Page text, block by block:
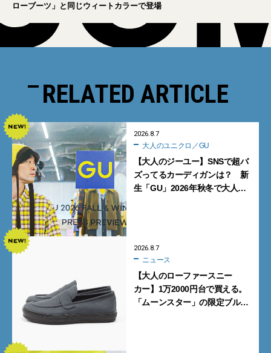
ローブーツ」と同じウィートカラーで登場
RELATED ARTICLE
2026.8.7
大人のユニクロ／GU
【大人のジーユー】SNSで超バ
ズってるカーディガンは？ 新
生「GU」2026年秋冬で大人メ
2026.8.7
ニュース
【大人のローファースニー
カー】1万2000円台で買える。
「ムーンスター」の限定ブルー